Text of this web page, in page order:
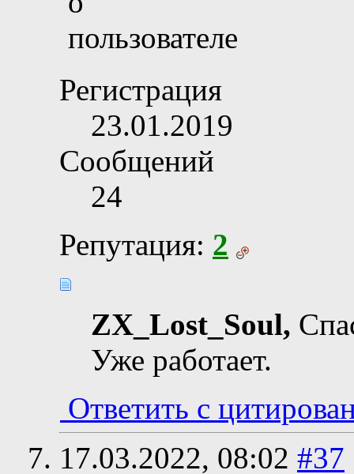
Регистрация
23.01.2019
Сообщений
24
Репутация: 2
ZX_Lost_Soul,
Уже работает.
Ответить с
17.03.2022, 08:02 #37